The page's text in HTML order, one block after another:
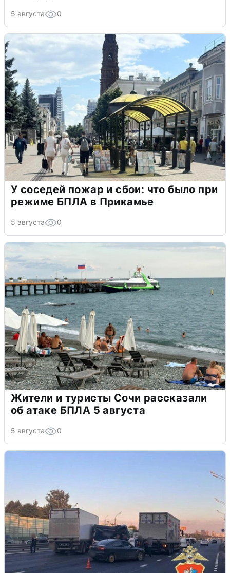
5 августа 0
У соседей пожар и сбои: что было при
режиме БПЛА в Прикамье
5 августа 0
Жители и туристы Сочи рассказали
об атаке БПЛА 5 августа
5 августа 0